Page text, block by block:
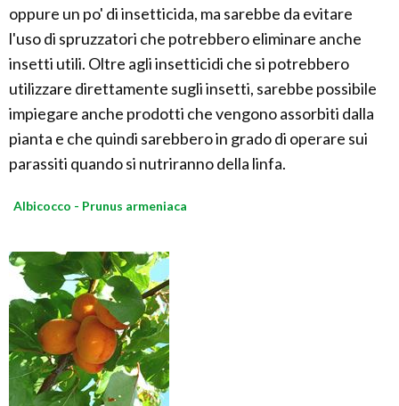
oppure un po' di insetticida, ma sarebbe da evitare
l'uso di spruzzatori che potrebbero eliminare anche
insetti utili. Oltre agli insetticidi che si potrebbero
utilizzare direttamente sugli insetti, sarebbe possibile
impiegare anche prodotti che vengono assorbiti dalla
pianta e che quindi sarebbero in grado di operare sui
parassiti quando si nutriranno della linfa.
Albicocco - Prunus armeniaca